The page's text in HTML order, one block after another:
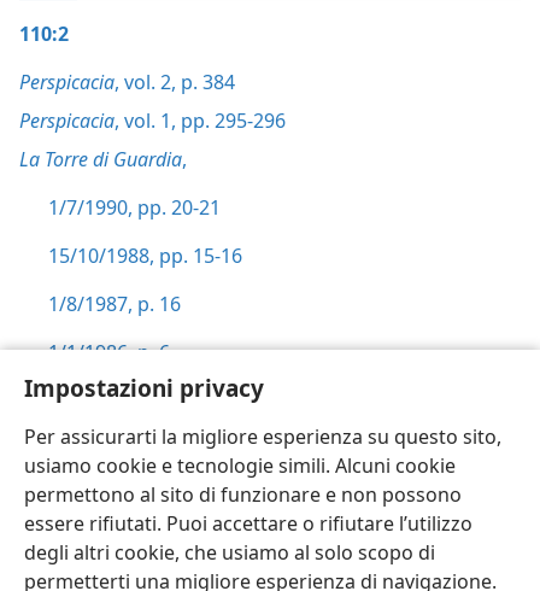
Impostazioni privacy
Per assicurarti la migliore esperienza su questo sito,
usiamo cookie e tecnologie simili. Alcuni cookie
permettono al sito di funzionare e non possono
essere rifiutati. Puoi accettare o rifiutare l’utilizzo
degli altri cookie, che usiamo al solo scopo di
permetterti una migliore esperienza di navigazione.
110:2
Perspicacia, vol. 2, p. 384
Perspicacia, vol. 1, pp. 295-296
La Torre di Guardia,
1/7/1990, pp. 20-21
15/10/1988, pp. 15-16
1/8/1987, p. 16
1/1/1986, p. 6
Vivere per sempre, pp. 136-137
Italiano Impostazioni
Copyright© 2026 Watch Tower Bible and Tract Society of Pennsylvania